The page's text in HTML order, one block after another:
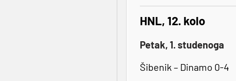
HNL, 12. kolo
Petak, 1. studenoga
Šibenik – Dinamo 0-4